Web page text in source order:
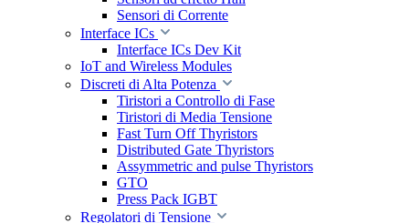
Sensori di Corrente
Interface ICs
Interface ICs Dev Kit
IoT and Wireless Modules
Discreti di Alta Potenza
Tiristori a Controllo di Fase
Tiristori di Media Tensione
Fast Turn Off Thyristors
Distributed Gate Thyristors
Assymmetric and pulse Thyristors
GTO
Press Pack IGBT
Regolatori di Tensione